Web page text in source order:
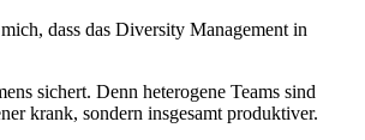
dass das Diversity Management in
sichert. Denn heterogene Teams sind
krank, sondern insgesamt produktiver.